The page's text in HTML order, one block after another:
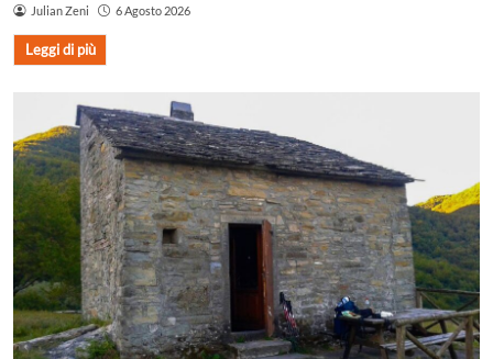
Julian Zeni 6 Agosto 2026
Leggi di più